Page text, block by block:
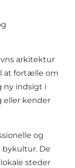
arkitektur
at fortælle om
ny indsigt i
eller kender
og
De
steder